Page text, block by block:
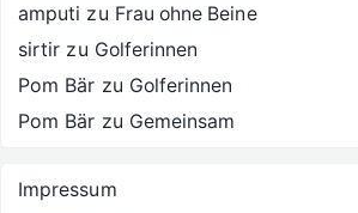
amputi zu Frau ohne Beine
sirtir zu Golferinnen
Pom Bär zu Golferinnen
Pom Bär zu Gemeinsam
Impressum